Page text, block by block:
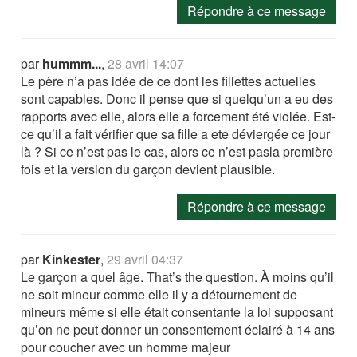
Répondre à ce message
parhummm...,28 avril 14:07
Le père n’a pas idée de ce dont les fillettes actuelles
sont capables. Donc il pense que si quelqu’un a eu des
rapports avec elle, alors elle a forcement été violée. Est-
ce qu’il a fait vérifier que sa fille a ete déviergée ce jour
là ? Si ce n’est pas le cas, alors ce n’est pasla première
fois et la version du garçon devient plausible.
Répondre à ce message
parKinkester,29 avril 04:37
Le garçon a quel âge. That’s the question. À moins qu’il
ne soit mineur comme elle il y a détournement de
mineurs même si elle était consentante la loi supposant
qu’on ne peut donner un consentement éclairé à 14 ans
pour coucher avec un homme majeur